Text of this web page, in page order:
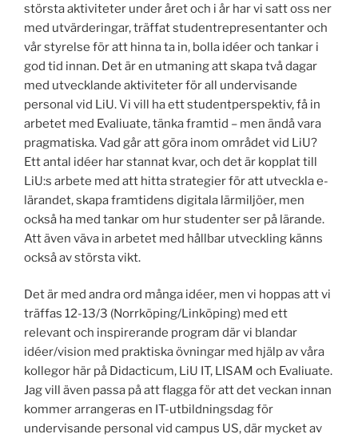
största aktiviteter under året och i år har vi satt oss ner
med utvärderingar, träffat studentrepresentanter och
vår styrelse för att hinna ta in, bolla idéer och tankar i
god tid innan. Det är en utmaning att skapa två dagar
med utvecklande aktiviteter för all undervisande
personal vid LiU. Vi vill ha ett studentperspektiv, få in
arbetet med Evaliuate, tänka framtid – men ändå vara
pragmatiska. Vad går att göra inom området vid LiU?
Ett antal idéer har stannat kvar, och det är kopplat till
LiU:s arbete med att hitta strategier för att utveckla e-
lärandet, skapa framtidens digitala lärmiljöer, men
också ha med tankar om hur studenter ser på lärande.
Att även väva in arbetet med hållbar utveckling känns
också av största vikt.
Det är med andra ord många idéer, men vi hoppas att vi
träffas 12-13/3 (Norrköping/Linköping) med ett
relevant och inspirerande program där vi blandar
idéer/vision med praktiska övningar med hjälp av våra
kollegor här på Didacticum, LiU IT, LISAM och Evaliuate.
Jag vill även passa på att flagga för att det veckan innan
kommer arrangeras en IT-utbildningsdag för
undervisande personal vid campus US, där mycket av